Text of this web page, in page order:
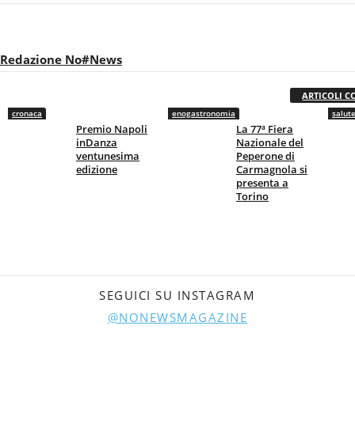
Redazione No#News
ARTICOLI
cronaca
Premio Napoli
inDanza
ventunesima
edizione
enogastronomia
La 77ª Fiera
Nazionale del
Peperone di
Carmagnola si
presenta a
Torino
SEGUICI SU INSTAGRAM
@NONEWSMAGAZINE